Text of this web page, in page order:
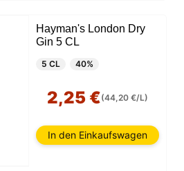
Hayman's London Dry
Gin 5 CL
5 CL 40%
2,25 €(44,20 €/L)
In den Einkaufswagen
verwendet Cookies
Cookies, die
Browser und auf Ihrem Gerät
können. Die von
Informationen
auf Ihr Benutzerkonto
persönliche Kennungen (z. B.
und Browserverlauf
diese Informationen für
zum Beispiel, um auf Ihr
Ihren Warenkorb zu